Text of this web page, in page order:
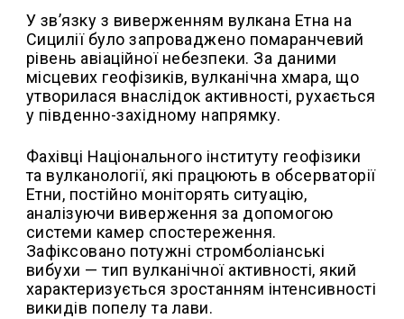
У зв’язку з виверженням вулкана Етна на
Сицилії було запроваджено помаранчевий
рівень авіаційної небезпеки. За даними
місцевих геофізиків, вулканічна хмара, що
утворилася внаслідок активності, рухається
у південно-західному напрямку.
Фахівці Національного інституту геофізики
та вулканології, які працюють в обсерваторії
Етни, постійно моніторять ситуацію,
аналізуючи виверження за допомогою
системи камер спостереження.
Зафіксовано потужні стромболіанські
вибухи — тип вулканічної активності, який
характеризується зростанням інтенсивності
викидів попелу та лави.